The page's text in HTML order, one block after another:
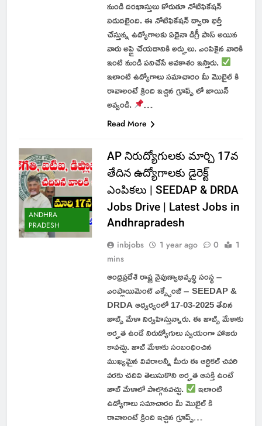
నుండి దరఖాస్తులు కోరుతూ నోటిఫికేషన్
విడుదలైంది. ఈ నోటిఫికేషన్ ద్వారా భర్తీ
చేస్తున్న ఉద్యోగాలకు ఏదైనా డిగ్రీ పాస్ అయిన
వారు అప్లై చేయడానికి అర్హులు. ఎంపికైన వారికి
ఇంటి నుండి పనిచేసే అవకాశం ఇస్తారు.
ఇలాంటి ఉద్యోగాలు సమాచారం మీ మొబైల్ కి
రావాలంటే క్రింది ఇచ్చిన గ్రూప్స్ లో జాయిన్
అవ్వండి.
…
Read More
ANDHRA
PRADESH
AP నిరుద్యోగులకు మార్చి 17వ
తేదిన ఉద్యోగాలకు డైరెక్ట్
ఎంపికలు | SEEDAP & DRDA
Jobs Drive | Latest Jobs in
Andhrapradesh
inbjobs 1 year ago 0
1
mins
ఆంధ్రప్రదేశ్ రాష్ట్ర నైపుణ్యాభివృద్ధి సంస్థ –
ఎంప్లాయిమెంట్ ఎక్స్ఛేంజ్ – SEEDAP &
DRDA ఆధ్వర్యంలో 17-03-2025 తేదిన
జాబ్స్ మేళా నిర్వహిస్తున్నారు. ఈ జాబ్స్ మేళాకు
అర్హత ఉండే నిరుద్యోగులు స్వయంగా హాజరు
కావచ్చు. జాబ్ మేళాకు సంబంధించిన
ముఖ్యమైన వివరాలన్నీ మీరు ఈ ఆర్టికల్ చివరి
వరకు చదివి తెలుసుకొని అర్హత ఆసక్తి ఉంటే
జాబ్ మేళాలో పాల్గొనవచ్చు.
ఇలాంటి
ఉద్యోగాలు సమాచారం మీ మొబైల్ కి
రావాలంటే క్రింది ఇచ్చిన గ్రూప్స్…